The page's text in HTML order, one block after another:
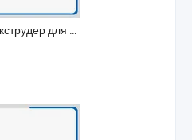
LQ-110*33/1050 Экструдер для пластиковых листов однослойного и двуслойного типа для ПП ПС